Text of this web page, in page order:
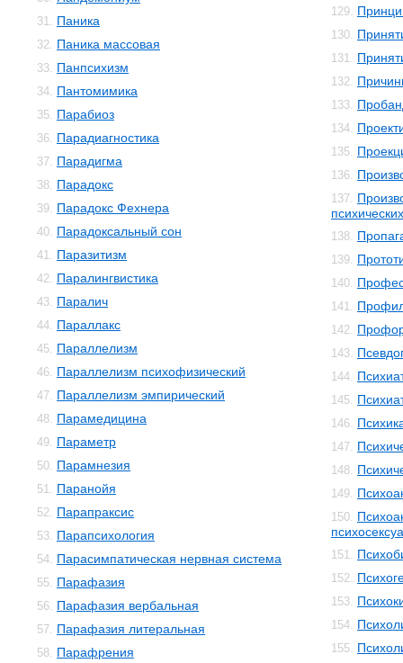
31. Паника
32. Паника массовая
33. Панпсихизм
34. Пантомимика
35. Парабиоз
36. Парадиагностика
37. Парадигма
38. Парадокс
39. Парадокс Фехнера
40. Парадоксальный сон
41. Паразитизм
42. Паралингвистика
43. Паралич
44. Параллакс
45. Параллелизм
46. Параллелизм психофизический
47. Параллелизм эмпирический
48. Парамедицина
49. Параметр
50. Парамнезия
51. Паранойя
52. Парапраксис
53. Парапсихология
54. Парасимпатическая нервная система
55. Парафазия
56. Парафазия вербальная
57. Парафазия литеральная
58. Парафрения
129.
130.
131.
132.
133.
134.
135.
136.
137.
138.
139.
140.
141.
142.
143.
144.
145.
146.
147.
148.
149.
150.
151.
152.
153.
154.
155.